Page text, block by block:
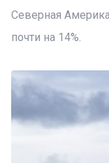
Северная
почти на 14%.